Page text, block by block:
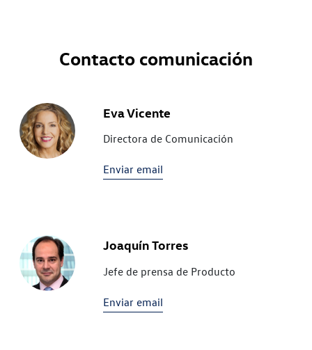
Contacto comunicación
Eva Vicente
Directora de Comunicación
Enviar email
Joaquín Torres
Jefe de prensa de Producto
Enviar email